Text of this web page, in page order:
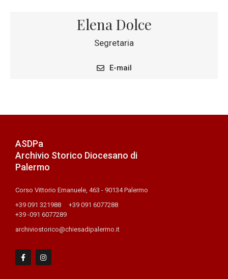
Elena Dolce
Segretaria
E-mail
ASDPa
Archivio Storico Diocesano di
Palermo
Corso Vittorio Emanuele, 463 - 90134 Palermo
+39 091 321988
+39 091 6077288
+39 -091 6077289
archiviostorico@chiesadipalermo.it